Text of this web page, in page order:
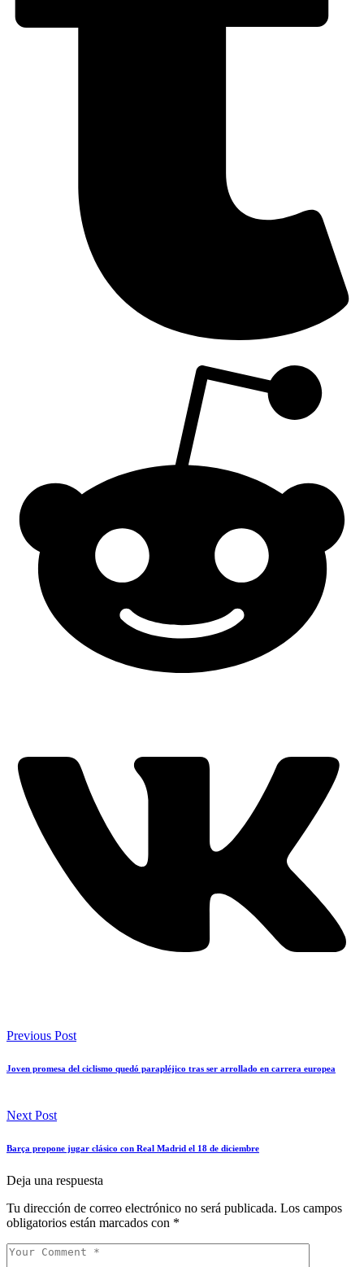
Previous Post
Joven promesa del ciclismo quedó parapléjico tras ser arrollado en carrera europea
Next Post
Barça propone jugar clásico con Real Madrid el 18 de diciembre
Deja una respuesta
Tu dirección de correo electrónico no será publicada. Los campos
obligatorios están marcados con *